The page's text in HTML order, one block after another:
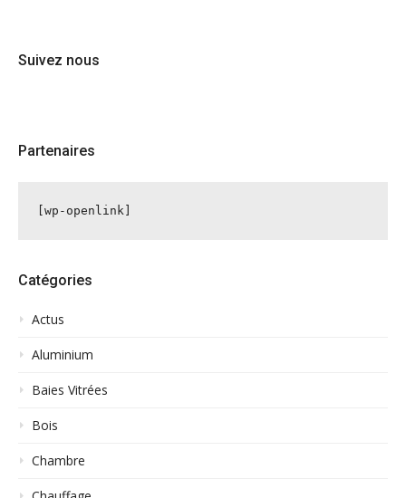
Suivez nous
Partenaires
[wp-openlink]
Catégories
Actus
Aluminium
Baies Vitrées
Bois
Chambre